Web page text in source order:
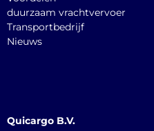
duurzaam vrachtvervoer
Transportbedrijf
Nieuws
Quicargo B.V.